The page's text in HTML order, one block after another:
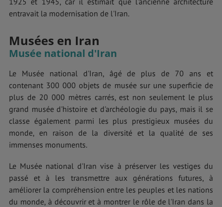
entravait la modernisation de l'Iran.
Musées en Iran
Musée national d'Iran
Le Musée national d'Iran, âgé de plus de 70 ans et
contenant 300 000 objets de musée sur une superficie de
plus de 20 000 mètres carrés, est non seulement le plus
grand musée d'histoire et d'archéologie du pays, mais il se
classe également parmi les plus prestigieux musées du
monde, en raison de la diversité et la qualité de ses
immenses monuments.
Le Musée national d'Iran vise à préserver les vestiges du
passé et à les transmettre aux générations futures, à
améliorer la compréhension entre les peuples et les nations
du monde, à découvrir et à montrer le rôle de l'Iran dans la